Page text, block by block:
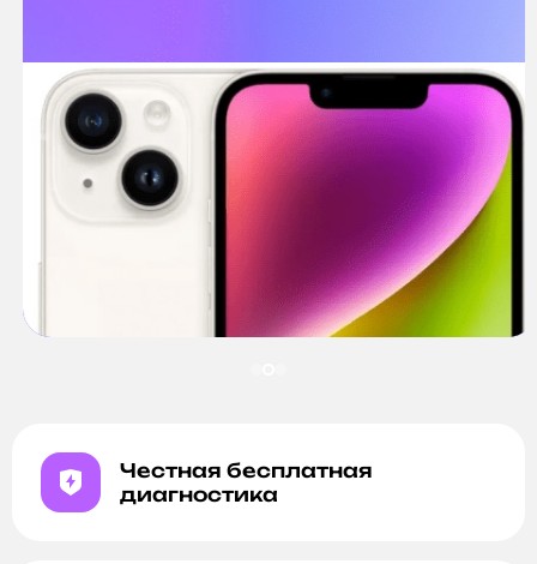
Честная бесплатная
диагностика